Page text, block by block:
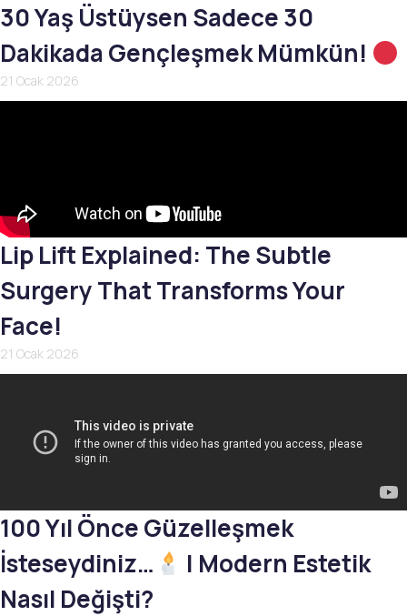
30 Yaş Üstüysen Sadece 30
Dakikada Gençleşmek Mümkün!
21 Ocak 2026
Lip Lift Explained: The Subtle
Surgery That Transforms Your
Face!
21 Ocak 2026
100 Yıl Önce Güzelleşmek
İsteseydiniz…
| Modern Estetik
Nasıl Değişti?